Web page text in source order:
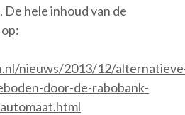
hele inhoud van de
nieuws/2013/12/
door-de-rabobank-